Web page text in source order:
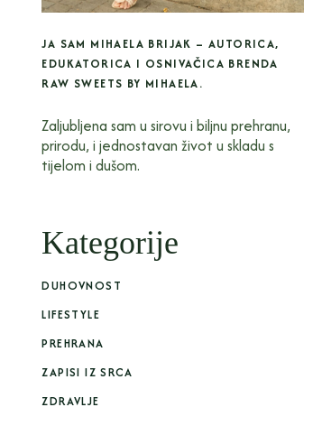
JA SAM MIHAELA BRIJAK – AUTORICA,
EDUKATORICA I OSNIVAČICA BRENDA
RAW SWEETS BY MIHAELA.
Zaljubljena sam u sirovu i biljnu prehranu,
prirodu, i jednostavan život u skladu s
tijelom i dušom.
Kategorije
DUHOVNOST
LIFESTYLE
PREHRANA
ZAPISI IZ SRCA
ZDRAVLJE